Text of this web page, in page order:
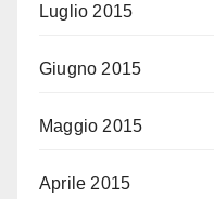
Luglio 2015
Giugno 2015
Maggio 2015
Aprile 2015